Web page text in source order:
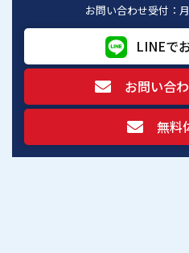
お問い合わせ受付：
LINEで
お問い合
無料